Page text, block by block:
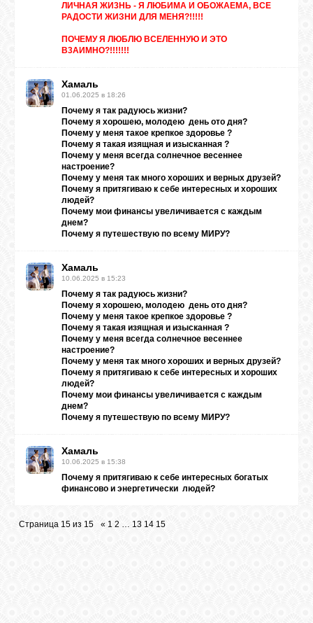
ЛИЧНАЯ ЖИ3НЬ - Я ЛЮБИМА И ОБОЖАЕМА, ВСЕ
РАДОСТИ ЖИЗНИ ДЛЯ МЕНЯ?!!!!!
ПОЧЕМУ Я ЛЮБЛЮ ВСЕЛЕННУЮ И ЭТО
В3АИМНО?!!!!!!!
Хамаль
01.06.2025 в 18:26
Почему я так радуюсь жизни?
Почему я хорошею, молодею день ото дня?
Почему у меня такое крепкое здоровье ?
Почему я такая изящная и изысканная ?
Почему у меня всегда солнечное весеннее
настроение?
Почему у меня так много хороших и верных друзей?
Почему я притягиваю к себе интересных и хороших
людей?
Почему мои финансы увеличивается с каждым
днем?
Почему я путешествую по всему МИРУ?
Хамаль
10.06.2025 в 15:23
Почему я так радуюсь жизни?
Почему я хорошею, молодею день ото дня?
Почему у меня такое крепкое здоровье ?
Почему я такая изящная и изысканная ?
Почему у меня всегда солнечное весеннее
настроение?
Почему у меня так много хороших и верных друзей?
Почему я притягиваю к себе интересных и хороших
людей?
Почему мои финансы увеличивается с каждым
днем?
Почему я путешествую по всему МИРУ?
Хамаль
10.06.2025 в 15:38
Почему я притягиваю к себе интересных богатых
финансово и энергетически людей?
Страница 15 из 15 « 1 2 … 13 14 15